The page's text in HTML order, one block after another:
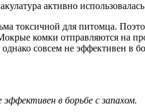
активно
токсичной для питомца.
комки отправляются на
совсем не эффективен в
в борьбе с запахом.